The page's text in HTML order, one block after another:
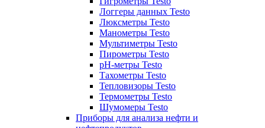
Логгеры данных Testo
Люксметры Testo
Манометры Testo
Мультиметры Testo
Пирометры Testo
pH-метры Testo
Тахометры Testo
Тепловизоры Testo
Термометры Testo
Шумомеры Testo
Приборы для анализа нефти и